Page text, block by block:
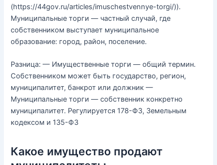
(https://44gov.ru/articles/imuschestvennye-torgi/)).
Муниципальные торги — частный случай, где
собственником выступает муниципальное
образование: город, район, поселение.
Разница: — Имущественные торги — общий термин.
Собственником может быть государство, регион,
муниципалитет, банкрот или должник —
Муниципальные торги — собственник конкретно
муниципалитет. Регулируется 178-ФЗ, Земельным
кодексом и 135-ФЗ
Какое имущество продают